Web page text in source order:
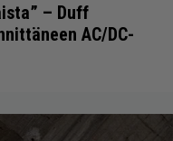
– Duff
AC/DC-